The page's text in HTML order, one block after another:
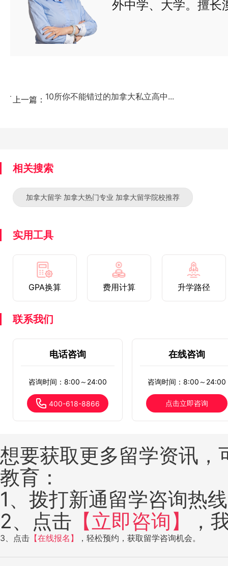
外中学、大学。擅长
新南威尔士大学等多
每个案例都有自己的
上一篇： 10所你不能错过的加拿大私立高中...
相关搜索
加拿大留学 加拿大热门专业 加拿大留学院校推荐
实用工具
GPA换算 费用计算 升学路径
联系我们
电话咨询
咨询时间：8:00～24:00
400-618-8866
在线咨询
咨询时间：8:00～24:00
点击立即咨询
想要获取更多留学资讯
教育：
1、拨打新通留学咨询热
2、点击 【立即咨询】 ，
3、点击 【在线报名】 ，轻松预约，获取留学咨询机会。